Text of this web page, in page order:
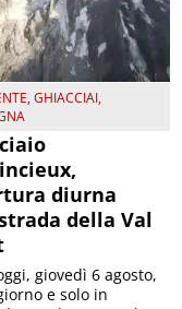
,GHIACCIAI,
diurna
della Val
giovedì 6 agosto,
e solo in